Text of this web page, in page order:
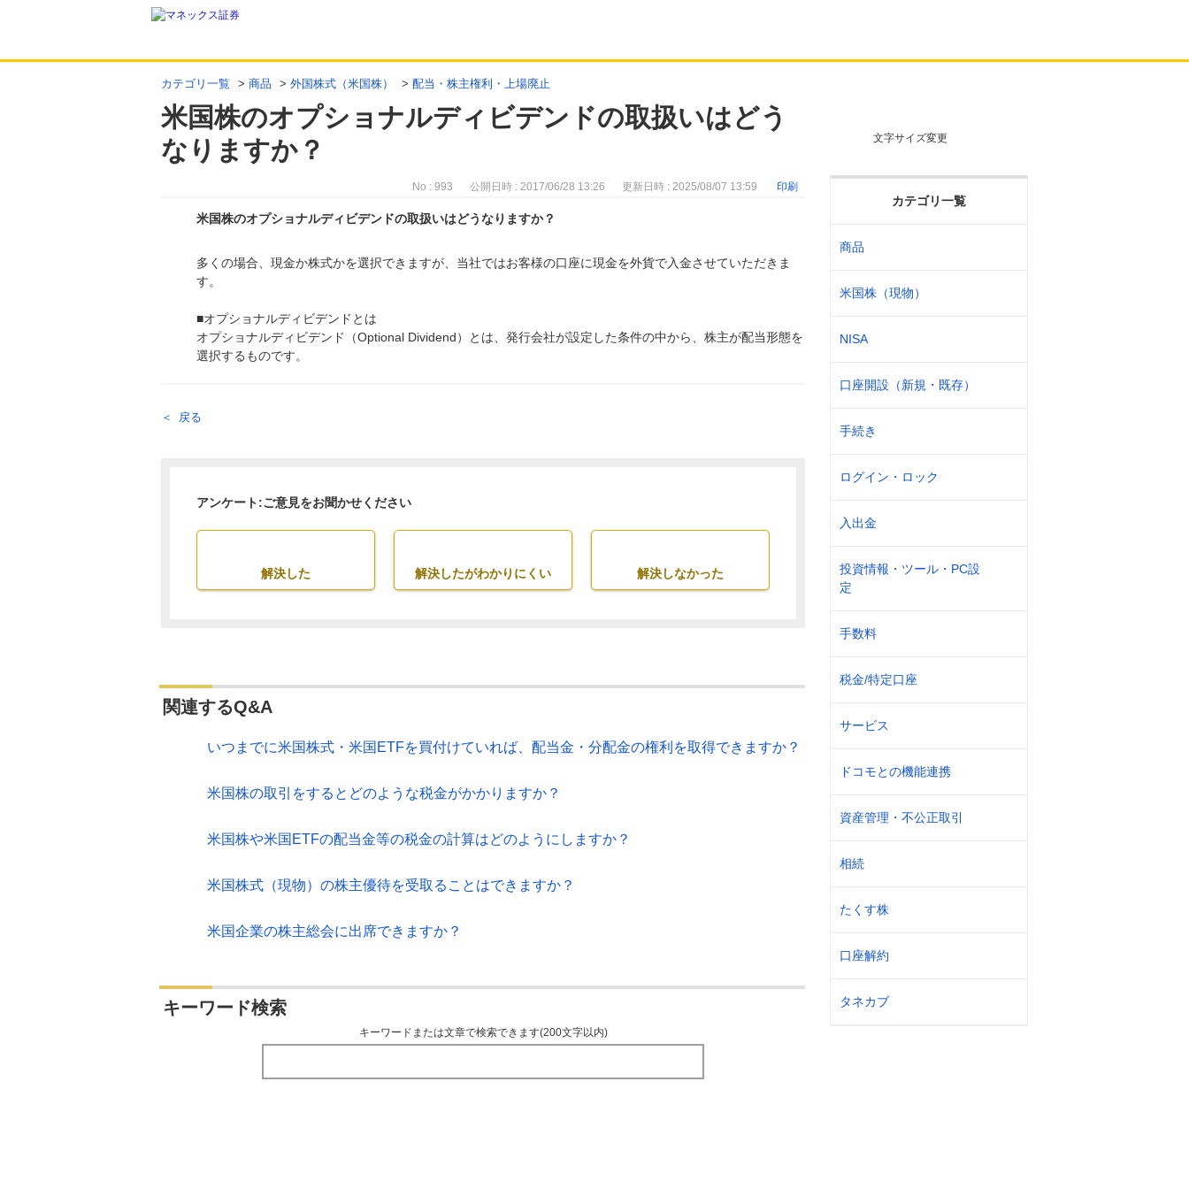
カテゴリ一覧 > 商品 > 外国株式（米国株） > 配当・株主権利・上場廃止
米国株のオプショナルディビデンドの取扱いはどう
なりますか？
文字サイズ変更
カテゴリ一覧
商品
米国株（現物）
NISA
口座開設（新規・既存）
手続き
ログイン・ロック
入出金
投資情報・ツール・PC設
定
手数料
税金/特定口座
サービス
ドコモとの機能連携
資産管理・不公正取引
相続
たくす株
口座解約
タネカブ
No : 993 公開日時 : 2017/06/28 13:26 更新日時 : 2025/08/07 13:59 印刷
米国株のオプショナルディビデンドの取扱いはどうなりますか？
回答
多くの場合、現金か株式かを選択できますが、当社ではお客様の口座に現金を外貨で入金させていただきま
す。
■オプショナルディビデンドとは
オプショナルディビデンド（Optional Dividend）とは、発行会社が設定した条件の中から、株主が配当形態を
選択するものです。
戻る
アンケート:ご意見をお聞かせください
解決した 解決したがわかりにくい 解決しなかった
関連するQ&A
いつまでに米国株式・米国ETFを買付けていれば、配当金・分配金の権利を取得できますか？
米国株の取引をするとどのような税金がかかりますか？
米国株や米国ETFの配当金等の税金の計算はどのようにしますか？
米国株式（現物）の株主優待を受取ることはできますか？
米国企業の株主総会に出席できますか？
キーワード検索
キーワードまたは文章で検索できます(200文字以内)